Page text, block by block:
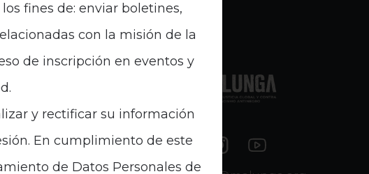
de Datos
fines de: enviar boletines,
con la misión de la
de inscripción en eventos y
y rectificar su información
En cumplimiento de este
de Datos Personales de